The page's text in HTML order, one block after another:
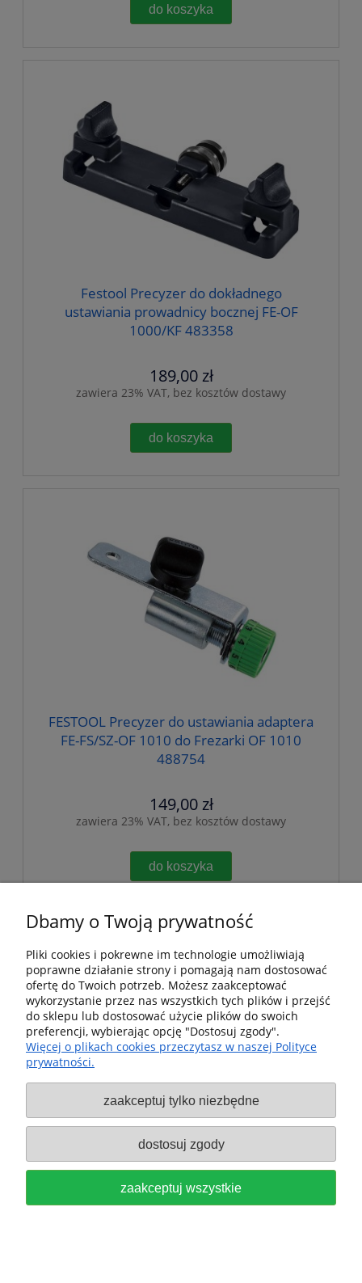
do koszyka
Festool Precyzer do dokładnego
ustawiania prowadnicy bocznej FE-OF
1000/KF 483358
189,00 zł
zawiera 23% VAT, bez kosztów dostawy
do koszyka
FESTOOL Precyzer do ustawiania adaptera
FE-FS/SZ-OF 1010 do Frezarki OF 1010
488754
149,00 zł
zawiera 23% VAT, bez kosztów dostawy
do koszyka
Festool Pręty na łączniki DOMINO bukowe
D 12x750, szt. 22 do Frezarki DF 700
498688
Dbamy o Twoją prywatność
Pliki cookies i pokrewne im technologie umożliwiają
poprawne działanie strony i pomagają nam dostosować
ofertę do Twoich potrzeb. Możesz zaakceptować
wykorzystanie przez nas wszystkich tych plików i przejść
do sklepu lub dostosować użycie plików do swoich
preferencji, wybierając opcję "Dostosuj zgody".
Więcej o plikach cookies przeczytasz w naszej Polityce
prywatności.
zaakceptuj tylko niezbędne
dostosuj zgody
zaakceptuj wszystkie